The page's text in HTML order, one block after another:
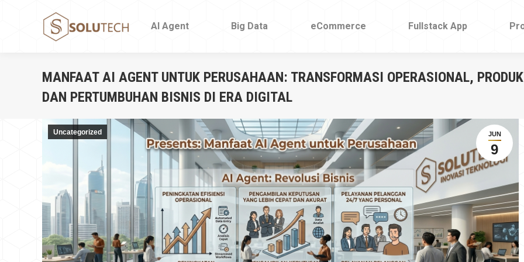
AI Agent Big Data eCommerce Fullstack App
MANFAAT AI AGENT UNTUK PERUSAHAAN: TRANSFORMASI OPERASIONAL,
DAN PERTUMBUHAN BISNIS DI ERA DIGITAL
JUN
9
Uncategorized
AI Agent Big Data eCommerce Fullstack App